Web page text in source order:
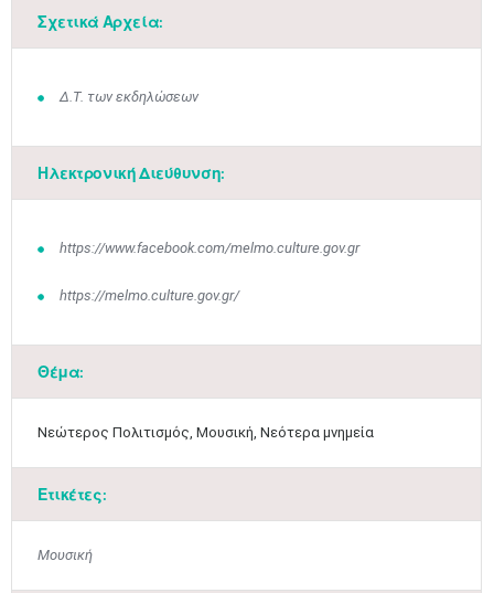
Σχετικά Αρχεία:
Δ.Τ. των εκδηλώσεων
Ηλεκτρονική Διεύθυνση:
https://www.facebook.com/melmo.culture.gov.gr
https://melmo.culture.gov.gr/
Θέμα:
Νεώτερος Πολιτισμός, Μουσική, Νεότερα μνημεία
Ετικέτες:
Μουσική